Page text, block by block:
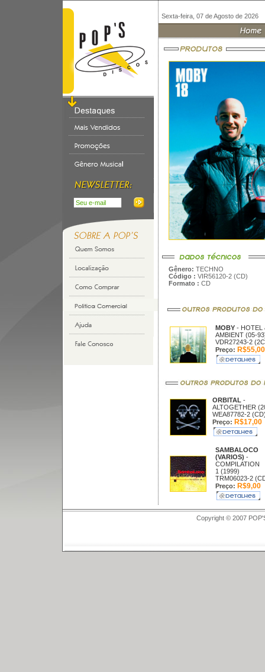
Sexta-feira, 07 de Agosto de 2026
Gênero: TECHNO
Código : VIR56120-2 (CD)
Formato : CD
MOBY - HOTEL
AMBIENT (05-
VDR27243-2
Preço: R$55,00
ORBITAL -
ALTOGETHER
WEA87782-2
Preço: R$17,00
SAMBALOCO
(VARIOS) -
COMPILATION
1 (1999)
TRM06023-2
Preço: R$9,00
Copyright © 2007